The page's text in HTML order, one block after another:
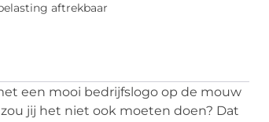
aftrekbaar
een mooi bedrijfslogo op de mouw
jij het niet ook moeten doen? Dat